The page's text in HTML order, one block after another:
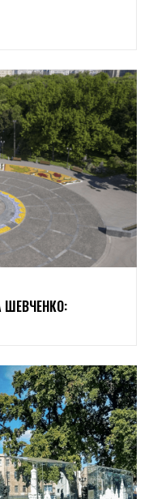
ШЕВЧЕНКО: